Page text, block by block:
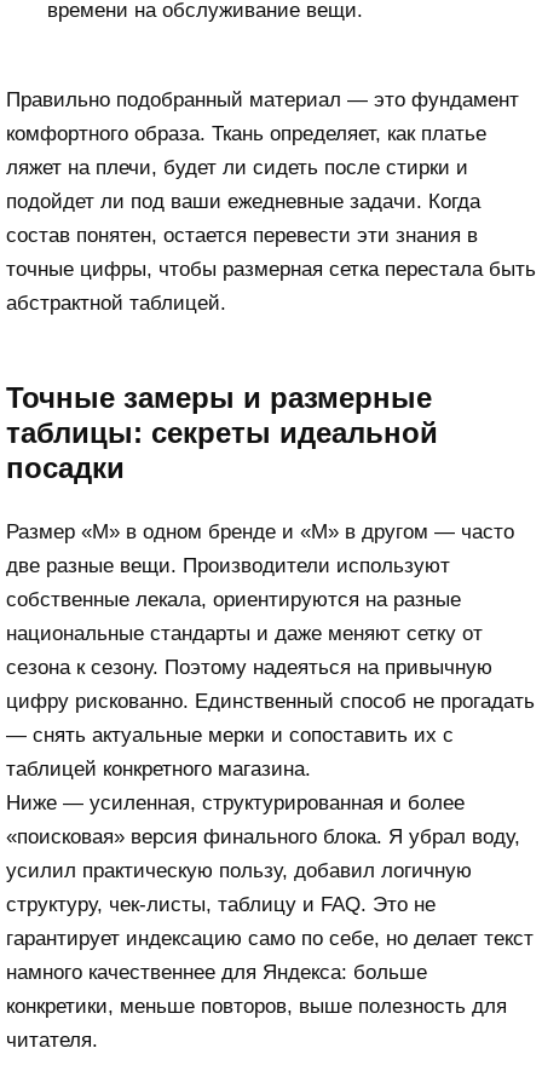
времени на обслуживание вещи.
Правильно подобранный материал — это фундамент
комфортного образа. Ткань определяет, как платье
ляжет на плечи, будет ли сидеть после стирки и
подойдет ли под ваши ежедневные задачи. Когда
состав понятен, остается перевести эти знания в
точные цифры, чтобы размерная сетка перестала быть
абстрактной таблицей.
Точные замеры и размерные
таблицы: секреты идеальной
посадки
Размер «M» в одном бренде и «M» в другом — часто
две разные вещи. Производители используют
собственные лекала, ориентируются на разные
национальные стандарты и даже меняют сетку от
сезона к сезону. Поэтому надеяться на привычную
цифру рискованно. Единственный способ не прогадать
— снять актуальные мерки и сопоставить их с
таблицей конкретного магазина.
Ниже — усиленная, структурированная и более
«поисковая» версия финального блока. Я убрал воду,
усилил практическую пользу, добавил логичную
структуру, чек-листы, таблицу и FAQ. Это не
гарантирует индексацию само по себе, но делает текст
намного качественнее для Яндекса: больше
конкретики, меньше повторов, выше полезность для
читателя.